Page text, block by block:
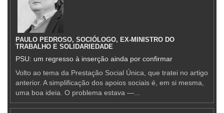
PAULO PEDROSO, SOCIÓLOGO, EX-MINISTRO DO
TRABALHO E SOLIDARIEDADE
PSU: um regresso à inserção ainda por confirmar
Volto ao tema da Prestação Social Única, que tratei no artigo
anterior. A simplificação dos apoios sociais é, em si mesma,
uma boa ideia. O problema estava —...